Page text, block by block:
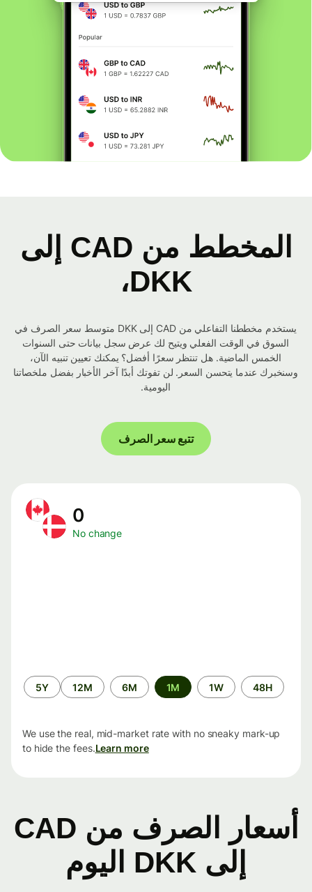
المخطط من CAD إلى
DKK،
يستخدم مخططنا التفاعلي من CAD إلى DKK متوسط ​​سعر الصرف في
السوق في الوقت الفعلي ويتيح لك عرض سجل بيانات حتى السنوات
الخمس الماضية. هل تنتظر سعرًا أفضل؟ يمكنك تعيين تنبيه الآن،
وسنخبرك عندما يتحسن السعر. لن تفوتك أبدًا آخر الأخبار بفضل ملخصاتنا
اليومية.
تتبع سعر الصرف
No change
الفترة
الزمنية
48H
1W
1M
6M
12M
5Y
We use the real, mid-market rate with no sneaky mark-up
to hide the fees.Learn more
أسعار الصرف من CAD
إلى DKK اليوم